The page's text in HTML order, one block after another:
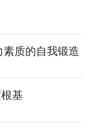
质的自我锻造
基